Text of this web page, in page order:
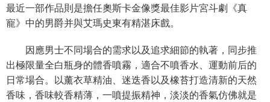
最近一部作品則是擔任奧斯卡金像獎最佳影片宮斗劇《真
寵》中的男爵并與艾瑪史東有精湛床戲。
因應男士不同場合的需求以及追求細節的執著，同步推
出極限量全白瓶身的體香噴霧，適合不噴香水、運動前后的
日常場合。以薰衣草精油、迷迭香以及橡苔打造清新的天然
香味，香味較香精薄，一噴提振精神，淡淡的香氣仿佛就是